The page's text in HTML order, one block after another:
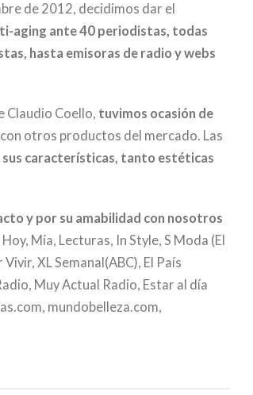
de 2012, decidimos dar el
aging ante 40 periodistas, todas
hasta emisoras de radio y webs
Claudio Coello, tuvimos ocasión de
otros productos del mercado. Las
sus características, tanto estéticas
y por su amabilidad con nosotros
Mía, Lecturas, In Style, S Moda (El
XL Semanal(ABC), El País
Muy Actual Radio, Estar al día
mundobelleza.com,